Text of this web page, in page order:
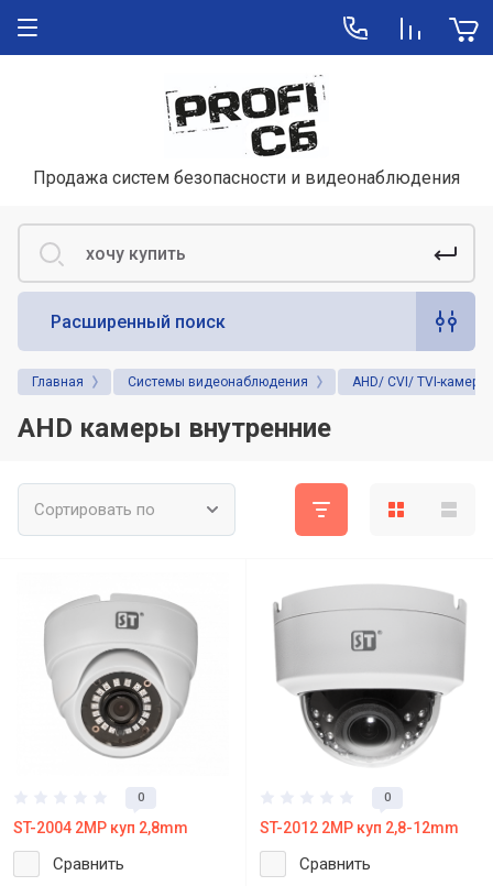
Продажа систем безопасности и видеонаблюдения
Расширенный поиск
Главная Системы видеонаблюдения AHD/ CVI/ TVI-камеры
AHD камеры внутренние
Сортировать по
0
ST-2004 2МР куп 2,8mm
Сравнить
0
ST-2012 2МP куп 2,8-12mm
Сравнить